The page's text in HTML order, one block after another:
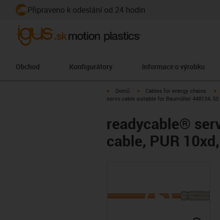
Připraveno k odeslání od 24 hodin
Obchod Konfigurátory Informace o výrobku
igus-icon-arrow-right
Domů igus-icon-arrow-right
Cables for energy chains
servo cable suitable for Baumüller 448134,
readycable®
cable, PUR